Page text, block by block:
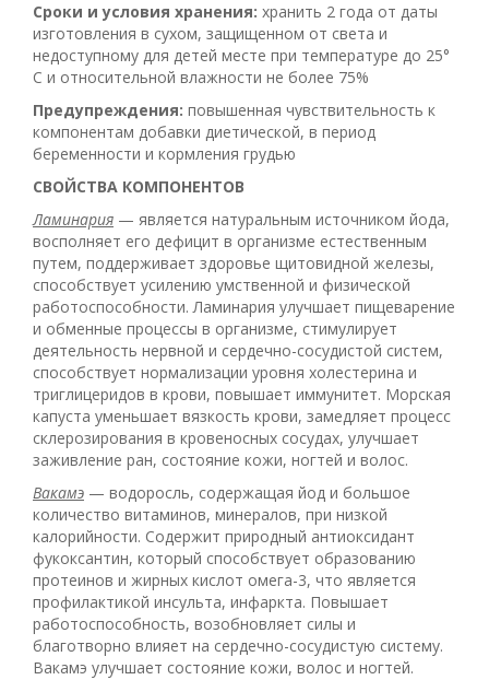
Сроки и условия хранения: хранить 2 года от даты
изготовления в сухом, защищенном от света и
недоступному для детей месте при температуре до 25°
С и относительной влажности не более 75%
Предупреждения: повышенная чувствительность к
компонентам добавки диетической, в период
беременности и кормления грудью
СВОЙСТВА КОМПОНЕНТОВ
Ламинария — является натуральным источником йода,
восполняет его дефицит в организме естественным
путем, поддерживает здоровье щитовидной железы,
способствует усилению умственной и физической
работоспособности. Ламинария улучшает пищеварение
и обменные процессы в организме, стимулирует
деятельность нервной и сердечно-сосудистой систем,
способствует нормализации уровня холестерина и
триглицеридов в крови, повышает иммунитет. Морская
капуста уменьшает вязкость крови, замедляет процесс
склерозирования в кровеносных сосудах, улучшает
заживление ран, состояние кожи, ногтей и волос.
Вакамэ — водоросль, содержащая йод и большое
количество витаминов, минералов, при низкой
калорийности. Содержит природный антиоксидант
фукоксантин, который способствует образованию
протеинов и жирных кислот омега-3, что является
профилактикой инсульта, инфаркта. Повышает
работоспособность, возобновляет силы и
благотворно влияет на сердечно-сосудистую систему.
Вакамэ улучшает состояние кожи, волос и ногтей.